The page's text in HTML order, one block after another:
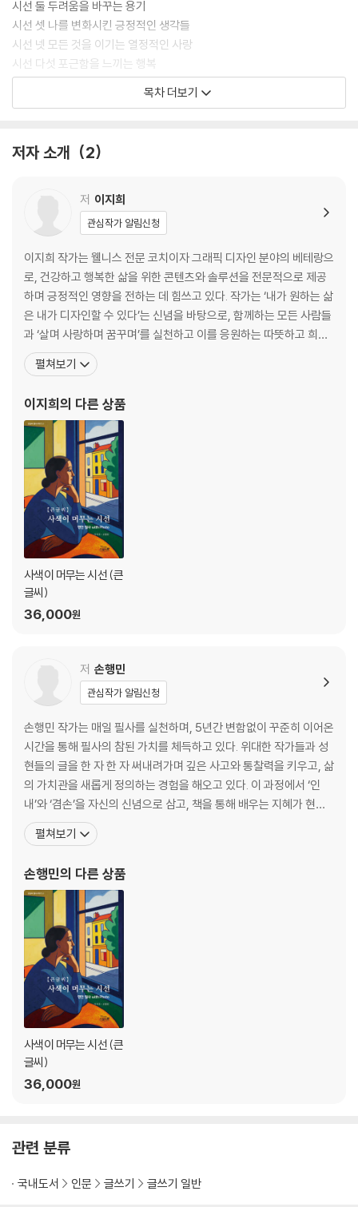
시선 둘 두려움을 바꾸는 용기
시선 셋 나를 변화시킨 긍정적인 생각들
시선 넷 모든 것을 이기는 열정적인 사랑
시선 다섯 포근함을 느끼는 행복
시선 여섯 간절함으로 이루는 성공
시선 일곱 실패를 두려워하지 않는 도전
목차 더보기
저자 소개 2
저 이지희
관심작가 알림신청
이지희 작가는 웰니스 전문 코치이자 그래픽 디자인 분야의 베테랑으
로, 건강하고 행복한 삶을 위한 콘텐츠와 솔루션을 전문적으로 제공
하며 긍정적인 영향을 전하는 데 힘쓰고 있다. 작가는 ‘내가 원하는 삶
은 내가 디자인할 수 있다’는 신념을 바탕으로, 함께하는 모든 사람들
과 ‘살며 사랑하며 꿈꾸며’를 실천하고 이를 응원하는 따뜻하고 희망
찬 메시지를 전하고 있다. 그래픽 디자인 분야에서는 현대건설, 삼성
엔지니어링, KT, 한국관광공사, LG전자 등 다양한 기업과 협력하며
에서 컴퓨터 그래픽을 강의하며 실무 경험과 전문
펼쳐보기
이지희의 다른 상품
사색이 머무는 시선 (큰
글씨)
36,000원
저 손행민
관심작가 알림신청
손행민 작가는 매일 필사를 실천하며, 5년간 변함없이 꾸준히 이어온
시간을 통해 필사의 참된 가치를 체득하고 있다. 위대한 작가들과 성
현들의 글을 한 자 한 자 써내려가며 깊은 사고와 통찰력을 키우고, 삶
의 가치관을 새롭게 정의하는 경험을 해오고 있다. 이 과정에서 ‘인
내’와 ‘겸손’을 자신의 신념으로 삼고, 책을 통해 배우는 지혜가 현실
에서 자신의 생각과 관점을 변화시키며 성장으로 이끄는 힘과 기쁨을
깨달았다. 자신의 경험을 바탕으로 필사가 지닌 힘과 감동을 널리 알
을 발견할 수 있도록 돕는 것이 그의 작은
펼쳐보기
손행민의 다른 상품
사색이 머무는 시선 (큰
글씨)
36,000원
관련 분류
국내도서 인문 글쓰기 글쓰기 일반